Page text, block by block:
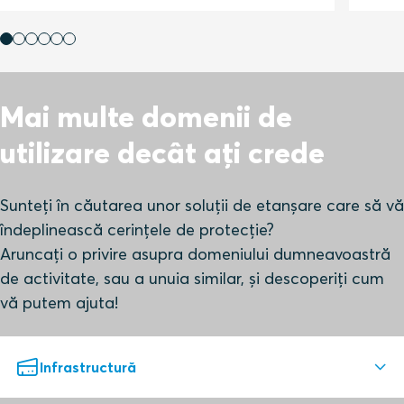
Mai multe domenii de
utilizare decât ați crede
Sunteți în căutarea unor soluții de etanșare care să vă
îndeplinească cerințele de protecție?
Aruncați o privire asupra domeniului dumneavoastră
de activitate, sau a unuia similar, și descoperiți cum
vă putem ajuta!
Infrastructură